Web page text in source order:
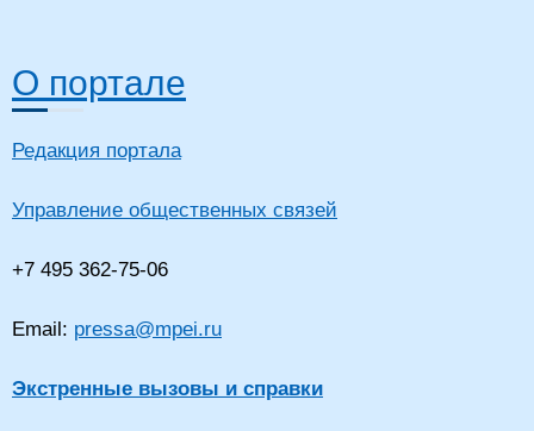
О портале
Редакция портала
Управление общественных связей
+7 495 362-75-06
Email: pressa@mpei.ru
Экстренные вызовы и справки